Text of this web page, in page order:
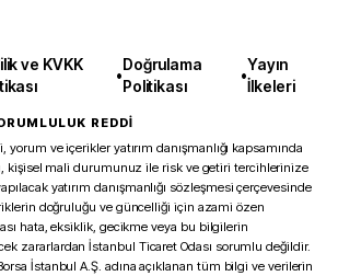
ve KVKK
•
Doğrulama
Politikası
•
Yayın
İlkeleri
REDDİ
ve içerikler yatırım danışmanlığı kapsamında
kişisel mali durumunuz ile risk ve getiri tercihlerinize
yatırım danışmanlığı sözleşmesi çerçevesinde
doğruluğu ve güncelliği için azami özen
hata, eksiklik, gecikme veya bu bilgilerin
zararlardan İstanbul Ticaret Odası sorumlu değildir.
İstanbul A.Ş. adına açıklanan tüm bilgi ve verilerin